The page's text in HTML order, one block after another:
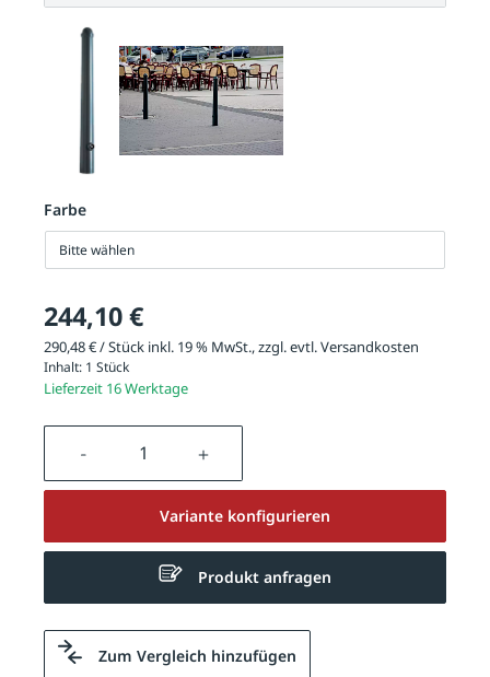
Farbe
Bitte wählen
244,10 €
290,48 € / Stück inkl. 19 % MwSt., zzgl. evtl.Versandkosten
Inhalt: 1 Stück
Lieferzeit 16 Werktage
Produkt Anzahl: Gib den
Variante konfigurieren
Produkt anfragen
Zum Vergleich hinzufügen